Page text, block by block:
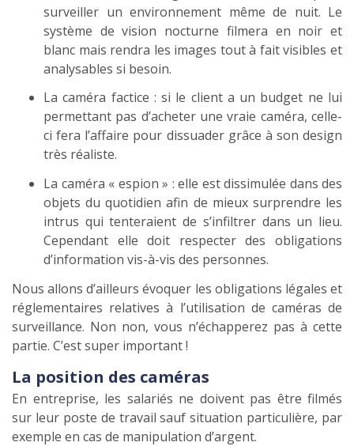
surveiller un environnement même de nuit. Le
système de vision nocturne filmera en noir et
blanc mais rendra les images tout à fait visibles et
analysables si besoin.
La caméra factice : si le client a un budget ne lui
permettant pas d’acheter une vraie caméra, celle-
ci fera l’affaire pour dissuader grâce à son design
très réaliste.
La caméra « espion » : elle est dissimulée dans des
objets du quotidien afin de mieux surprendre les
intrus qui tenteraient de s’infiltrer dans un lieu.
Cependant elle doit respecter des obligations
d’information vis-à-vis des personnes.
Nous allons d’ailleurs évoquer les obligations légales et
réglementaires relatives à l’utilisation de caméras de
surveillance. Non non, vous n’échapperez pas à cette
partie. C’est super important !
La position des caméras
En entreprise, les salariés ne doivent pas être filmés
sur leur poste de travail sauf situation particulière, par
exemple en cas de manipulation d’argent.